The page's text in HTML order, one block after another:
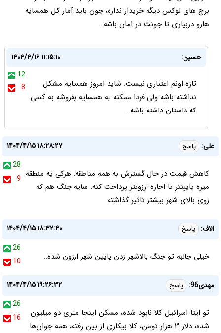
برج هاى لوكس ديگه خريدار نداره، چون بايد آمار كل همسايه
هارو دربيارى تا جونت در امان باشه.
حسین:
۱۴۰۴/۴/۱۶ ۱۱:۱۵:۱۰
12
8
تازه اونم اعتباری نیست. شاید امروز همسایه مشکل
نداشته باشه ولی فردا ممکنه یه همسایه بفروشه به کسی
که داستان داشته باشه...
علی: پاسخ
۱۴۰۴/۴/۱۵ ۱۸:۲۸:۲۷
28
9 کاهش قیمت در حال گسترش به همه مناطقه. هرکی یه منطقه
میره پایینتر تا اجاره ارزونتر پرداخت کنه. سایه جنگ هم که
روی بالای شهر بیشتر تاثیر گذاشته
الاف: پاسخ
۱۴۰۴/۴/۱۵ ۱۸:۳۲:۴۰
26
10
خیلی جالبه تو جنگ بالاشهر زدن پایین شهر ارزون شده..
مهدی96: پاسخ
۱۴۰۴/۴/۱۵ ۱۹:۲۶:۳۲
26
16
تو ایتا اسرائیل کلا نابود شده، مسکن اینجا متری دو میلیون
شده، دلار ۳ هزار تومن، کلا بیکاری از بین رفته، همه جوان‌ها